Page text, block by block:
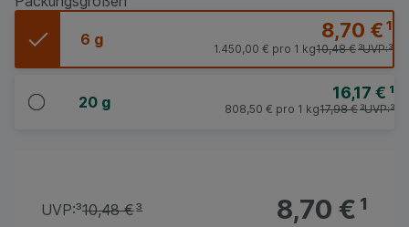
6 g 8,70 €¹
UVP:³
10,48 €³
1.450,00 € pro 1 kg
20 g 16,17 € ¹
UVP:³
17,98 €³
808,50 € pro 1 kg
8,70 €¹
UVP:³10,48 €³